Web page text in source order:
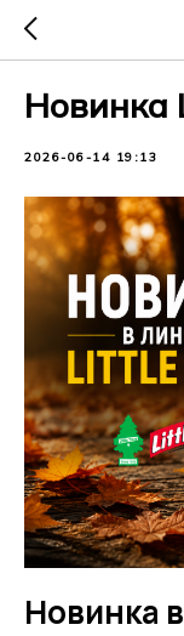
Новинка
2026-06-14 19:13
Новинка